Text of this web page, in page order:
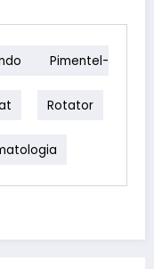
Pimentel-
Rotator